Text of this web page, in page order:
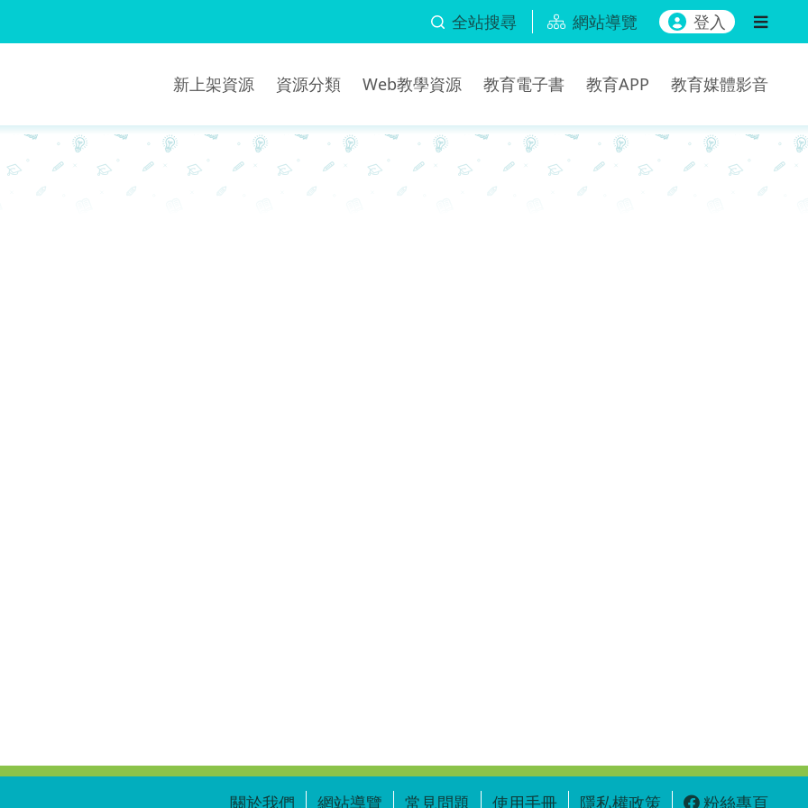
全站搜尋 網站導覽 登入
新上架資源 資源分類 Web教學資源 教育電子書 教育APP 教育媒體影音
關於我們 網站導覽 常見問題 使用手冊 隱私權政策 粉絲專頁